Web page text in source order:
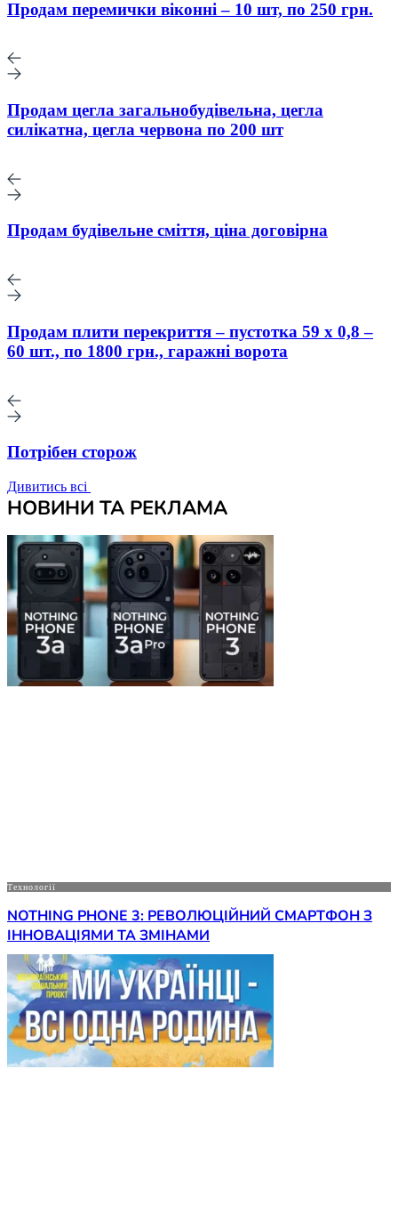
Продам перемички віконні – 10 шт, по 250 грн.
Продам цегла загальнобудівельна, цегла
силікатна, цегла червона по 200 шт
Продам будівельне сміття, ціна договірна
Продам плити перекриття – пустотка 59 х 0,8 –
60 шт., по 1800 грн., гаражні ворота
Потрібен сторож
Дивитись всі
НОВИНИ ТА РЕКЛАМА
Технології
NOTHING PHONE 3: РЕВОЛЮЦІЙНИЙ СМАРТФОН З
ІННОВАЦІЯМИ ТА ЗМІНАМИ